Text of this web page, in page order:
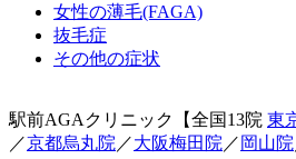
女性の薄毛(FAGA)
抜毛症
その他の症状
駅前AGAクリニック【全国13院 東
／京都烏丸院 ／大阪梅田院 ／ 岡山院